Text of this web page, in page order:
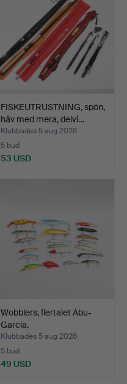
FISKEUTRUSTNING, spön,
håv med mera, delvi…
Klubbades 5 aug 2026
5 bud
53 USD
Wobblers, flertalet Abu-
Garcia.
Klubbades 5 aug 2026
5 bud
49 USD